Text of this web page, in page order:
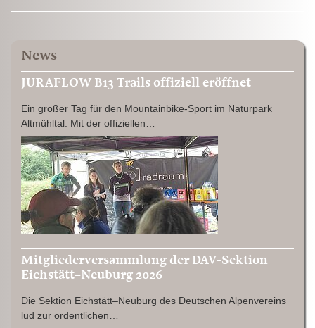
News
JURAFLOW B13 Trails offiziell eröffnet
Ein großer Tag für den Mountainbike-Sport im Naturpark
Altmühltal: Mit der offiziellen…
Mitgliederversammlung der DAV-Sektion
Eichstätt–Neuburg 2026
Die Sektion Eichstätt–Neuburg des Deutschen Alpenvereins
lud zur ordentlichen…